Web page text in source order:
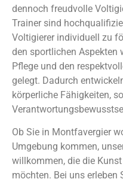
dennoch freudvolle
Trainer sind
Voltigierer individuell zu
den sportlichen Aspekten
Pflege und den
gelegt. Dadurch
körperliche Fähigkeiten,
Ob Sie in Montfavergier
Umgebung kommen,
willkommen, die die
möchten. Bei uns erleben